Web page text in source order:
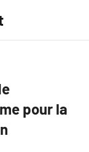
pour la